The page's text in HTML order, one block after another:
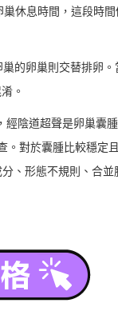
休息時間，這段時
的卵巢則交替排卵。
。‍
經陰道超聲是卵巢囊
。對於囊腫比較穩定
、形態不規則、合並